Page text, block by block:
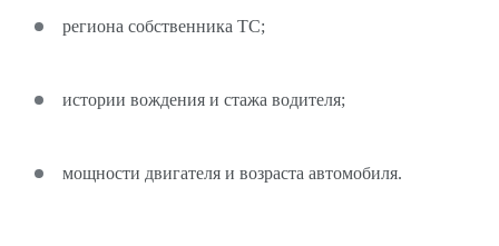
региона собственника ТС;
истории вождения и стажа водителя;
мощности двигателя и возраста автомобиля.